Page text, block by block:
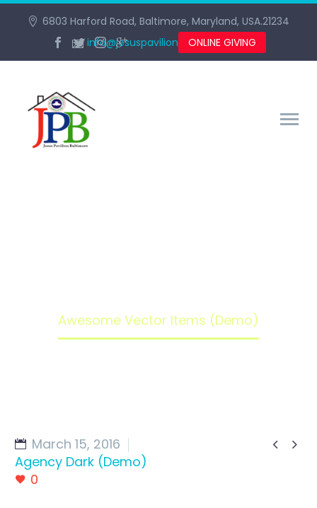
6803 Harford Road, Baltimore, Maryland, USA.21234
info@jesuspavilionbaltimore.org
ONLINE GIVING
Awesome Vector Items (Demo)
 
March 15, 2016
Agency Dark (Demo)
0